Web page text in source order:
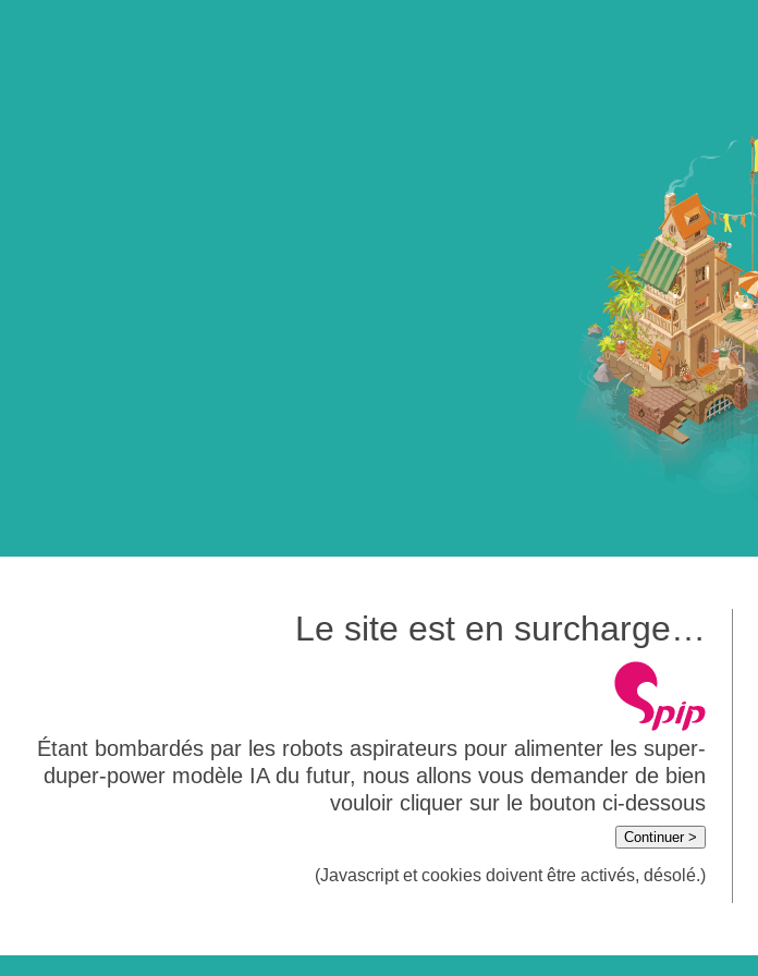
Le site est en surcharge…
Étant bombardés par les robots aspirateurs pour alimenter les super-
duper-power modèle IA du futur, nous allons vous demander de bien
vouloir cliquer sur le bouton ci-dessous
Continuer >
(Javascript et cookies doivent être activés, désolé.)